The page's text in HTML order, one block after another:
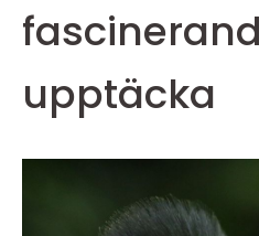
upptäcka